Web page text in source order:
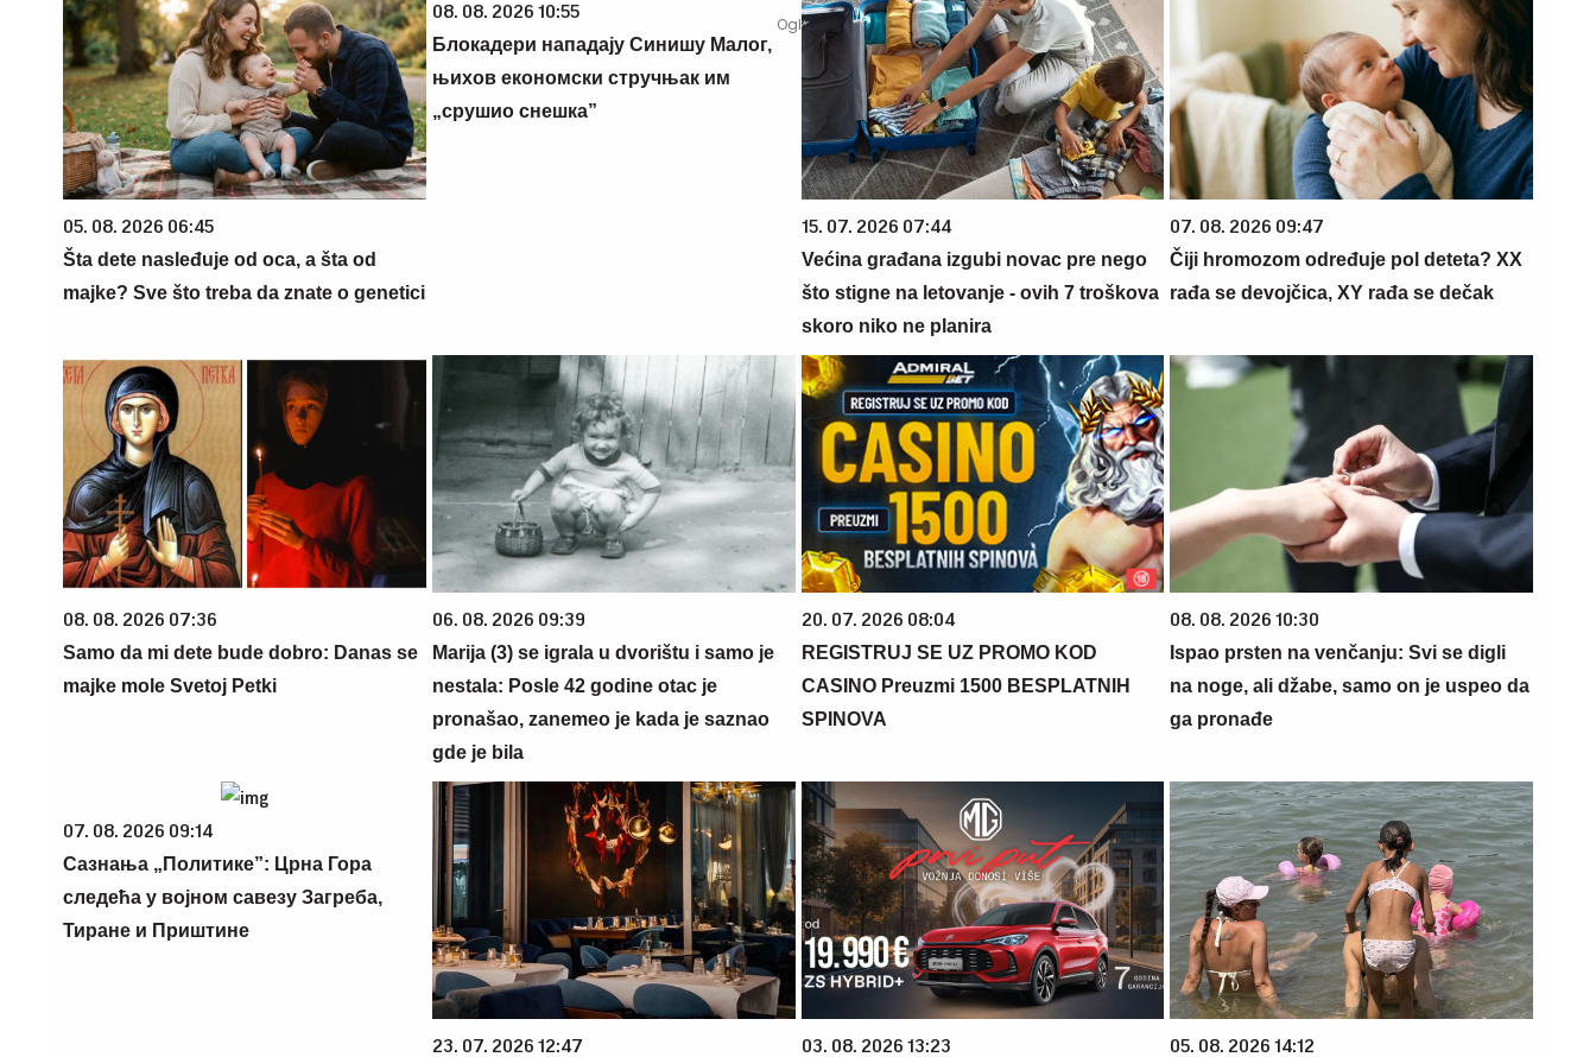
05. 08. 2026 06:45
Šta dete nasleđuje od oca, a šta od
majke? Sve što treba da znate o genetici
08. 08. 2026 10:55
Блокадери нападају Синишу Малог,
њихов економски стручњак им
„срушио снешка”
15. 07. 2026 07:44
Većina građana izgubi novac pre nego
što stigne na letovanje - ovih 7 troškova
skoro niko ne planira
07. 08. 2026 09:47
Čiji hromozom određuje pol deteta? XX
rađa se devojčica, XY rađa se dečak
08. 08. 2026 07:36
Samo da mi dete bude dobro: Danas se
majke mole Svetoj Petki
06. 08. 2026 09:39
Marija (3) se igrala u dvorištu i samo je
nestala: Posle 42 godine otac je
pronašao, zanemeo je kada je saznao
gde je bila
20. 07. 2026 08:04
REGISTRUJ SE UZ PROMO KOD
CASINO Preuzmi 1500 BESPLATNIH
SPINOVA
08. 08. 2026 10:30
Ispao prsten na venčanju: Svi se digli
na noge, ali džabe, samo on je uspeo da
ga pronađe
07. 08. 2026 09:14
Сазнања „Политике”: Црна Гора
следећа у војном савезу Загреба,
Тиране и Приштине
23. 07. 2026 12:47 03. 08. 2026 13:23 05. 08. 2026 14:12